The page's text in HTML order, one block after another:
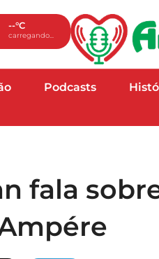
--°C
carregando...
Podcasts
fala